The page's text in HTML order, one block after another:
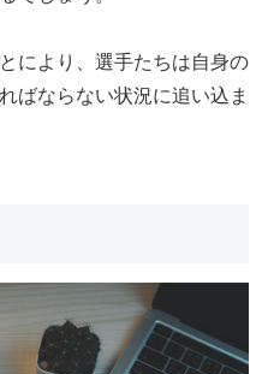
により、選手たちは自身の
ばならない状況に追い込ま